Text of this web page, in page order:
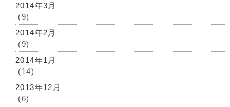
2014年3月
(9)
2014年2月
(9)
2014年1月
(14)
2013年12月
(6)